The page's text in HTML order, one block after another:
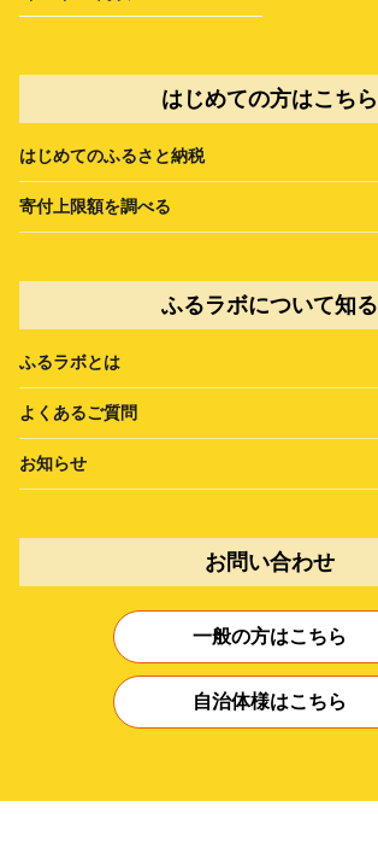
はじめての方はこちら
はじめてのふるさと納税
寄付上限額を調べる
ふるラボについて知る
ふるラボとは
よくあるご質問
お知らせ
お問い合わせ
一般の方はこちら
自治体様はこちら